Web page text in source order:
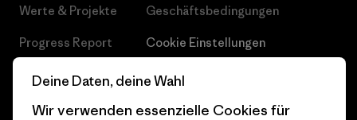
Werte & Projekte
Progress Report
Business Unusual
Klimaziele
Geschäftsbedingungen
Cookie Einstellungen
Karriere
Pressekontakt
Deine Daten, deine Wahl
Wir verwenden essenzielle Cookies für